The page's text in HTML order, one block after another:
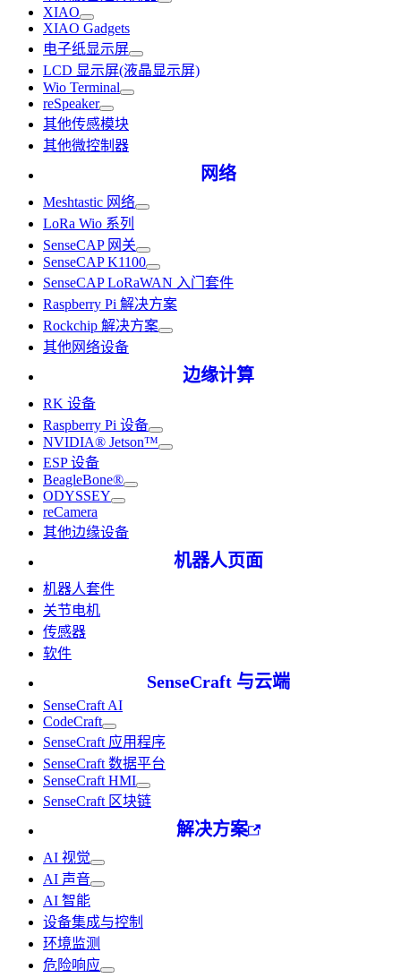
XIAO
XIAO Gadgets
电子纸显示屏
LCD 显示屏(液晶显示屏)
Wio Terminal
reSpeaker
其他传感模块
其他微控制器
网络
Meshtastic 网络
LoRa Wio 系列
SenseCAP 网关
SenseCAP K1100
SenseCAP LoRaWAN 入门套件
Raspberry Pi 解决方案
Rockchip 解决方案
其他网络设备
边缘计算
RK 设备
Raspberry Pi 设备
NVIDIA® Jetson™
ESP 设备
BeagleBone®
ODYSSEY
reCamera
其他边缘设备
机器人页面
机器人套件
关节电机
传感器
软件
SenseCraft 与云端
SenseCraft AI
CodeCraft
SenseCraft 应用程序
SenseCraft 数据平台
SenseCraft HMI
SenseCraft 区块链
解决方案
AI 视觉
AI 声音
AI 智能
设备集成与控制
环境监测
危险响应